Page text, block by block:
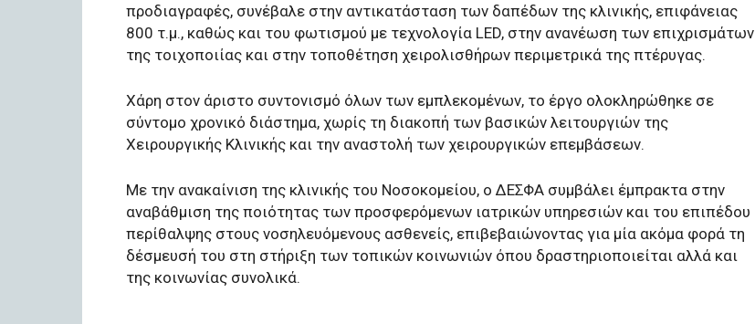
προδιαγραφές, συνέβαλε στην αντικατάσταση των δαπέδων της κλινικής, επιφάνειας
800 τ.μ., καθώς και του φωτισμού με τεχνολογία LED, στην ανανέωση των επιχρισμάτων
της τοιχοποιίας και στην τοποθέτηση χειρολισθήρων περιμετρικά της πτέρυγας.
Χάρη στον άριστο συντονισμό όλων των εμπλεκομένων, το έργο ολοκληρώθηκε σε
σύντομο χρονικό διάστημα, χωρίς τη διακοπή των βασικών λειτουργιών της
Χειρουργικής Κλινικής και την αναστολή των χειρουργικών επεμβάσεων.
Με την ανακαίνιση της κλινικής του Νοσοκομείου, ο ΔΕΣΦΑ συμβάλει έμπρακτα στην
αναβάθμιση της ποιότητας των προσφερόμενων ιατρικών υπηρεσιών και του επιπέδου
περίθαλψης στους νοσηλευόμενους ασθενείς, επιβεβαιώνοντας για μία ακόμα φορά τη
δέσμευσή του στη στήριξη των τοπικών κοινωνιών όπου δραστηριοποιείται αλλά και
της κοινωνίας συνολικά.